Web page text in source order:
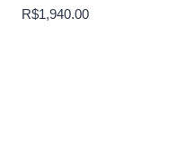
R$1,940.00